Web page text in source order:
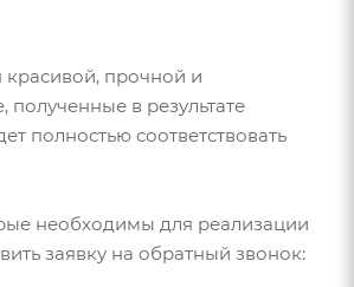
красивой, прочной и
в результате
полностью соответствовать
необходимы для реализации
заявку на обратный звонок: